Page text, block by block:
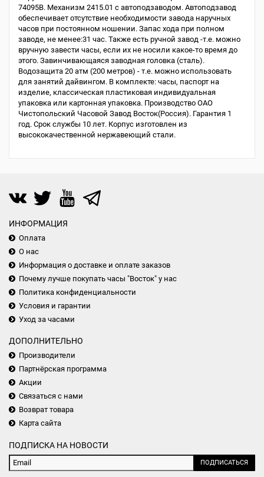
74095B. Механизм 2415.01 с автоподзаводом. Автоподзавод
обеспечивает отсутствие необходимости завода наручных
часов при постоянном ношении. Запас хода при полном
заводе, не менее:31 час. Также есть ручной завод -т.е. можно
вручную завести часы, если их не носили какое-то время до
этого. Завинчивающаяся заводная головка (сталь).
Водозащита 20 атм (200 метров) - т.е. можно использовать
для занятий дайвингом. В комплекте: часы, паспорт на
изделие, классическая пластиковая индивидуальная
упаковка или картонная упаковка. Производство ОАО
Чистопольский Часовой Завод Восток(Россия). Гарантия 1
год. Срок службы 10 лет. Корпус изготовлен из
высококачественной нержавеющий стали.
ИНФОРМАЦИЯ
Оплата
О нас
Информация о доставке и оплате заказов
Почему лучше покупать часы "Восток" у нас
Политика конфиденциальности
Условия и гарантии
Уход за часами
ДОПОЛНИТЕЛЬНО
Производители
Партнёрская программа
Акции
Связаться с нами
Возврат товара
Карта сайта
ПОДПИСКА НА НОВОСТИ
ПОДПИСАТЬСЯ